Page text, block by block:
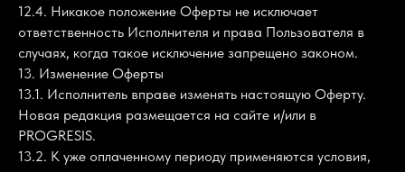
12.4. Никакое положение Оферты не исключает
ответственность Исполнителя и права Пользователя в
случаях, когда такое исключение запрещено законом.
13. Изменение Оферты
13.1. Исполнитель вправе изменять настоящую Оферту.
Новая редакция размещается на сайте и/или в
PROGRESIS.
13.2. К уже оплаченному периоду применяются условия,